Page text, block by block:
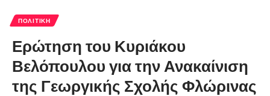
ΠΟΛΙΤΙΚΉ
Ερώτηση του Κυριάκου
Βελόπουλου για την Ανακαίνιση
της Γεωργικής Σχολής Φλώρινας